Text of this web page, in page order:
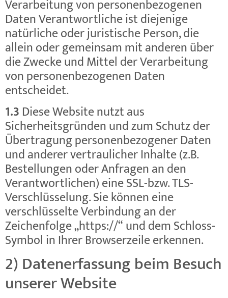
Verarbeitung von personenbezogenen
Daten Verantwortliche ist diejenige
natürliche oder juristische Person, die
allein oder gemeinsam mit anderen über
die Zwecke und Mittel der Verarbeitung
von personenbezogenen Daten
entscheidet.
1.3 Diese Website nutzt aus
Sicherheitsgründen und zum Schutz der
Übertragung personenbezogener Daten
und anderer vertraulicher Inhalte (z.B.
Bestellungen oder Anfragen an den
Verantwortlichen) eine SSL-bzw. TLS-
Verschlüsselung. Sie können eine
verschlüsselte Verbindung an der
Zeichenfolge „https://“ und dem Schloss-
Symbol in Ihrer Browserzeile erkennen.
2) Datenerfassung beim Besuch
unserer Website